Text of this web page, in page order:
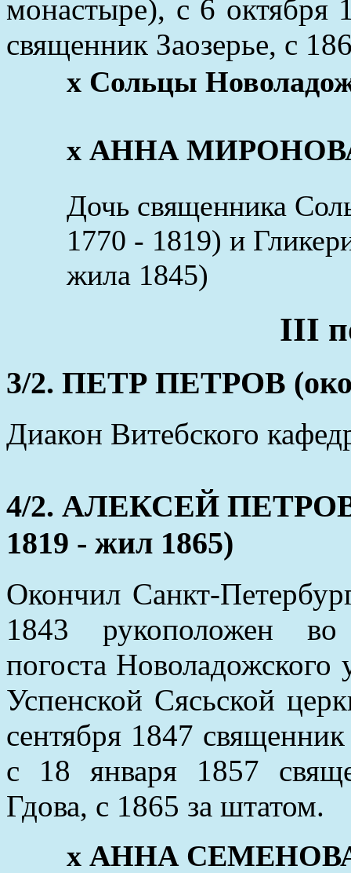
монастыре), с 6 октября
священник Заозерье, с
x Сольцы
x АННА МИРОНОВА
Дочь священника
1770 - 1819) и
жила 1845)
III
3/2. ПЕТР ПЕТРОВ
Диакон Витебского
4/2. АЛЕКСЕЙ
1819 - жил 1865)
Окончил Санкт-
1843 рукоположен во
погоста
Успенской Сясьской
сентября 1847
с 18 января 1857
Гдова, с 1865 за штатом.
x АННА СЕМЕНОВА